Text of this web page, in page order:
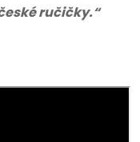
ručičky.“